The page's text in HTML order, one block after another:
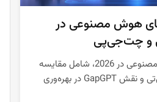
هوش مصنوعی در
تحلیل رقابت‌های هوش مصنوعی در 2026، شامل مقایسه
کلود، جمنی و چت‌جی‌پی‌تی و نقش GapGPT در بهره‌وری